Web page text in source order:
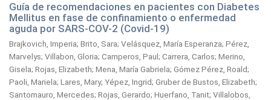
Guía de recomendaciones en pacientes con Diabetes
Mellitus en fase de confinamiento o enfermedad
aguda por SARS-COV-2 (Covid-19)
Brajkovich, Imperia; Brito, Sara; Velásquez, María Esperanza; Pérez,
Marvelys; Villabon, Gloria; Camperos, Paul; Carrera, Carlos; Merino,
Gisela; Rojas, Elizabeth; Mena, María Gabriela; Gómez Pérez, Roald;
Paoli, Mariela; Lares, Mary; Yépez, Ingrid; Gruber de Bustos, Elizabeth;
Santomauro, Mercedes; Rojas, Gerardo; Huerfano, Tanit; Villalobos,